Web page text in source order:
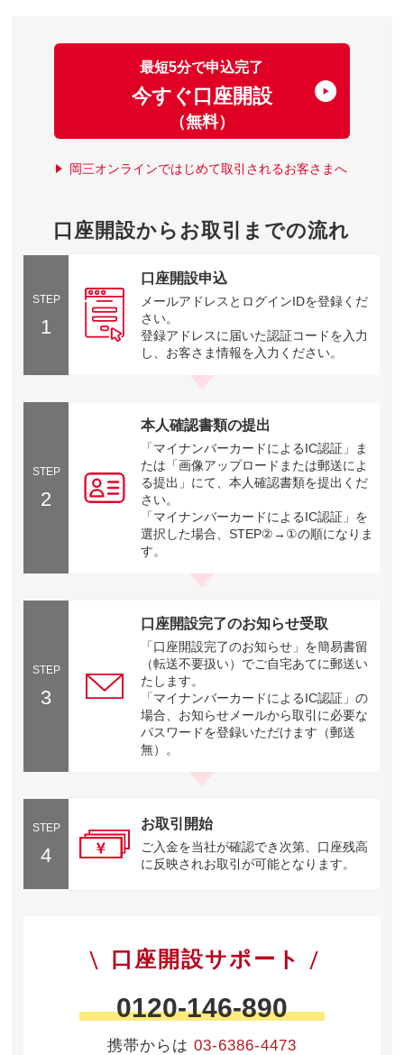
最短5分で申込完了
今すぐ口座開設
（無料）
岡三オンラインではじめて取引されるお客さまへ
口座開設からお取引までの流れ
STEP
1
口座開設申込
メールアドレスとログインIDを登録くだ
さい。
登録アドレスに届いた認証コードを入力
し、お客さま情報を入力ください。
STEP
2
本人確認書類の提出
「マイナンバーカードによるIC認証」ま
たは「画像アップロードまたは郵送によ
る提出」にて、本人確認書類を提出くだ
さい。
「マイナンバーカードによるIC認証」を
選択した場合、STEP②→①の順になりま
す。
STEP
3
口座開設完了のお知らせ受取
「口座開設完了のお知らせ」を簡易書留
（転送不要扱い）でご自宅あてに郵送い
たします。
「マイナンバーカードによるIC認証」の
場合、お知らせメールから取引に必要な
パスワードを登録いただけます（郵送
無）。
STEP
4
お取引開始
ご入金を当社が確認でき次第、口座残高
に反映されお取引が可能となります。
口座開設サポート
0120-146-890
携帯からは 03-6386-4473